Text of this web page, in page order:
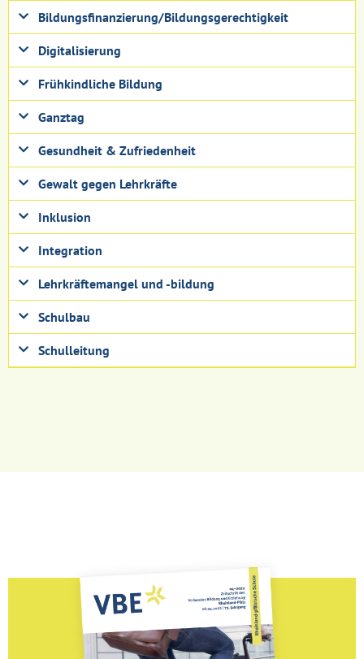
Bildungsfinanzierung/Bildungsgerechtigkeit
Digitalisierung
Frühkindliche Bildung
Ganztag
Gesundheit & Zufriedenheit
Gewalt gegen Lehrkräfte
Inklusion
Integration
Lehrkräftemangel und -bildung
Schulbau
Schulleitung